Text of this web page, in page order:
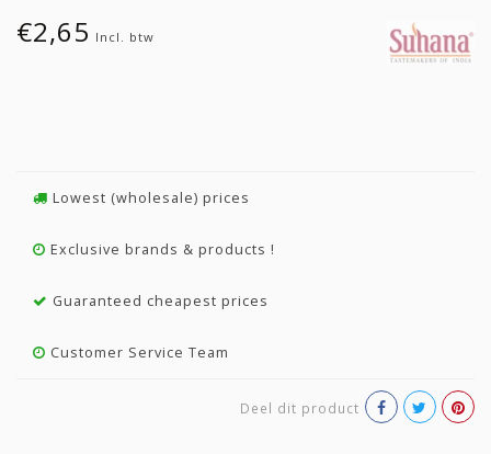
€2,65 Incl. btw
Lowest (wholesale) prices
Exclusive brands & products !
Guaranteed cheapest prices
Customer Service Team
Deel dit product